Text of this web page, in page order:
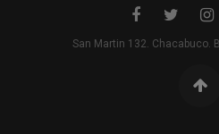
San Martin 132. Chacabuco.